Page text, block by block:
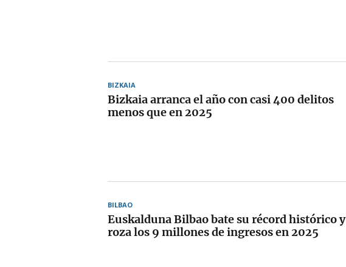
BIZKAIA
Bizkaia arranca el año con casi 400 delitos
menos que en 2025
BILBAO
Euskalduna Bilbao bate su récord histórico y
roza los 9 millones de ingresos en 2025